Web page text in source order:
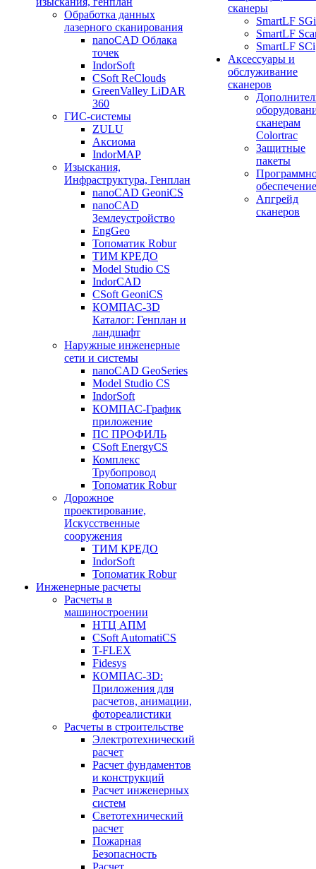
Обработка данных
лазерного сканирования
nanoCAD Облака
точек
IndorSoft
CSoft ReClouds
GreenValley LiDAR
360
ГИС-системы
ZULU
Аксиома
IndorMAP
Изыскания,
Инфраструктура, Генплан
nanoCAD GeoniCS
nanoCAD
Землеустройство
EngGeo
Топоматик Robur
ТИМ КРЕДО
Model Studio CS
IndorCAD
CSoft GeoniCS
КОМПАС-3D
Каталог: Генплан и
ландшафт
Наружные инженерные
сети и системы
nanoCAD GeoSeries
Model Studio CS
IndorSoft
КОМПАС-График
приложение
ПС ПРОФИЛЬ
CSoft EnergyCS
Комплекс
Трубопровод
Топоматик Robur
Дорожное
проектирование,
Искусственные
сооружения
ТИМ КРЕДО
IndorSoft
Топоматик Robur
Инженерные расчеты
Расчеты в
машиностроении
НТЦ АПМ
CSoft AutomatiCS
T-FLEX
Fidesys
КОМПАС-3D:
Приложения для
расчетов, анимации,
фотореалистики
Расчеты в строительстве
Электротехнический
расчет
Расчет фундаментов
и конструкций
Расчет инженерных
систем
Светотехнический
расчет
Пожарная
Безопасность
Расчет
сканеры
SmartLF SGi
SmartLF
SmartLF SCi
Аксессуары и
обслуживание
сканеров
сканерам
Colortrac
Защитные
пакеты
обеспечение
Апгрейд
сканеров